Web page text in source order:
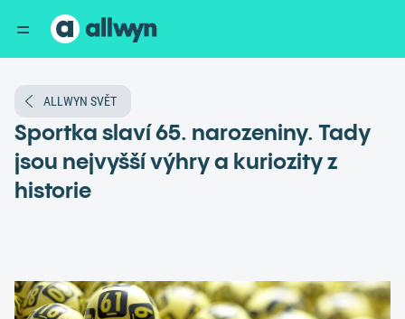
ALLWYN SVĚT
Sportka slaví 65. narozeniny. Tady
jsou nejvyšší výhry a kuriozity z
historie